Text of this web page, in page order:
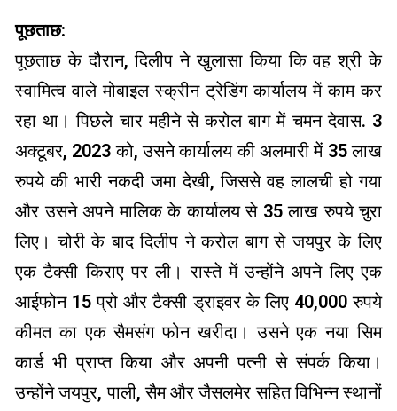
पूछताछ:
पूछताछ के दौरान, दिलीप ने खुलासा किया कि वह श्री के
स्वामित्व वाले मोबाइल स्क्रीन ट्रेडिंग कार्यालय में काम कर
रहा था। पिछले चार महीने से करोल बाग में चमन देवास. 3
अक्टूबर, 2023 को, उसने कार्यालय की अलमारी में 35 लाख
रुपये की भारी नकदी जमा देखी, जिससे वह लालची हो गया
और उसने अपने मालिक के कार्यालय से 35 लाख रुपये चुरा
लिए। चोरी के बाद दिलीप ने करोल बाग से जयपुर के लिए
एक टैक्सी किराए पर ली। रास्ते में उन्होंने अपने लिए एक
आईफोन 15 प्रो और टैक्सी ड्राइवर के लिए 40,000 रुपये
कीमत का एक सैमसंग फोन खरीदा। उसने एक नया सिम
कार्ड भी प्राप्त किया और अपनी पत्नी से संपर्क किया।
उन्होंने जयपुर, पाली, सैम और जैसलमेर सहित विभिन्न स्थानों